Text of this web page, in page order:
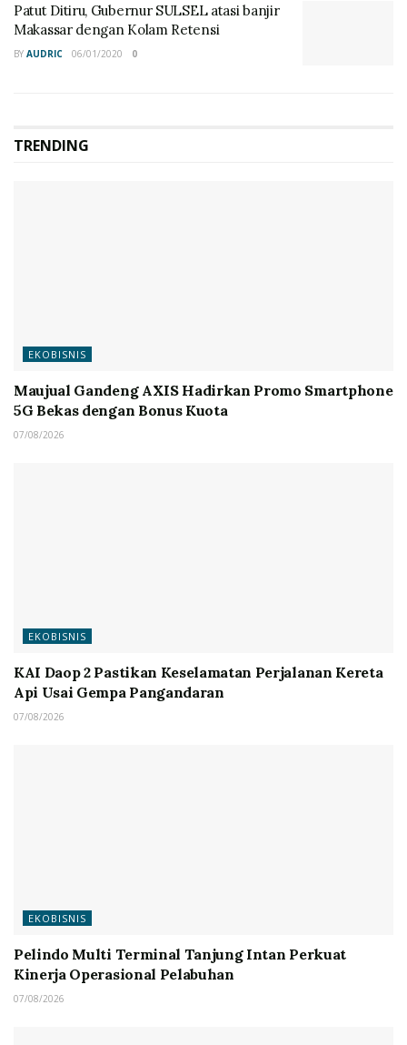
Patut Ditiru, Gubernur SULSEL atasi banjir
Makassar dengan Kolam Retensi
BY AUDRIC 06/01/2020 0
TRENDING
EKOBISNIS
Maujual Gandeng AXIS Hadirkan Promo Smartphone
5G Bekas dengan Bonus Kuota
07/08/2026
EKOBISNIS
KAI Daop 2 Pastikan Keselamatan Perjalanan Kereta
Api Usai Gempa Pangandaran
07/08/2026
EKOBISNIS
Pelindo Multi Terminal Tanjung Intan Perkuat
Kinerja Operasional Pelabuhan
07/08/2026